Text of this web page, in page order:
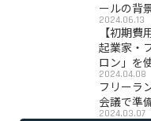
ールの背
2024.06.13
【初期
起業家・
ロン」を
2024.04.08
フリーラ
会議で準
2024.03.07